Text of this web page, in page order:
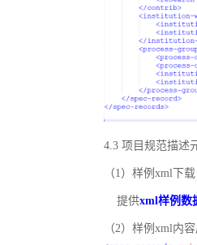
4.3 项目规范描述
（1）样例xml下载
提供xml样例数
（2）样例xml内